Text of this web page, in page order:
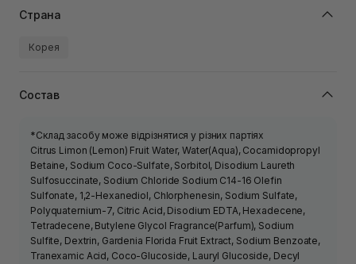
Страна
Корея
Состав
*Склад засобу може відрізнятися у різних партіях
Citrus Limon (Lemon) Fruit Water, Water(Aqua), Cocamidopropyl
Betaine, Sodium Coco-Sulfate, Sorbitol, Disodium Laureth
Sulfosuccinate, Sodium Chloride Sodium C14-16 Olefin
Sulfonate, 1,2-Hexanediol, Chlorphenesin, Sodium Sulfate,
Polyquaternium-7, Citric Acid, Disodium EDTA, Hexadecene,
Tetradecene, Butylene Glycol Fragrance(Parfum), Sodium
Sulfite, Dextrin, Gardenia Florida Fruit Extract, Sodium Benzoate,
Tranexamic Acid, Coco-Glucoside, Lauryl Glucoside, Decyl